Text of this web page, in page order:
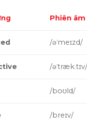
Phiên âm
/əˈmeɪzd/
/
/boʊld/
/breɪv/